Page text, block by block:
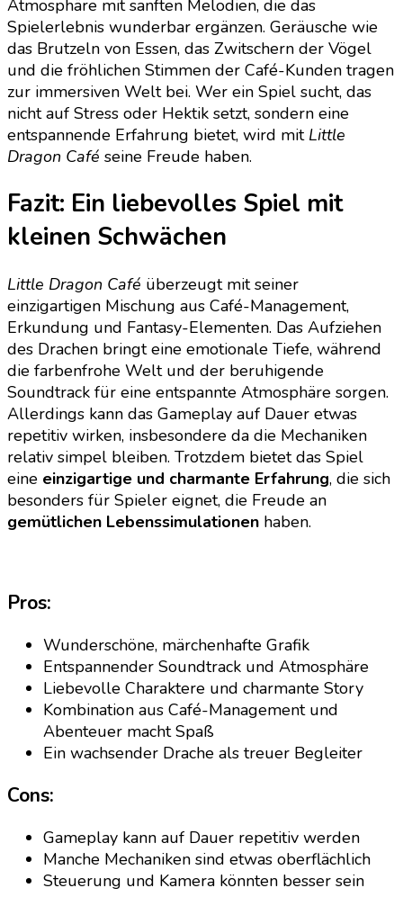
Atmosphäre mit sanften Melodien, die das
Spielerlebnis wunderbar ergänzen. Geräusche wie
das Brutzeln von Essen, das Zwitschern der Vögel
und die fröhlichen Stimmen der Café-Kunden tragen
zur immersiven Welt bei. Wer ein Spiel sucht, das
nicht auf Stress oder Hektik setzt, sondern eine
entspannende Erfahrung bietet, wird mit Little
Dragon Café seine Freude haben.
Fazit: Ein liebevolles Spiel mit
kleinen Schwächen
Little Dragon Café überzeugt mit seiner
einzigartigen Mischung aus Café-Management,
Erkundung und Fantasy-Elementen. Das Aufziehen
des Drachen bringt eine emotionale Tiefe, während
die farbenfrohe Welt und der beruhigende
Soundtrack für eine entspannte Atmosphäre sorgen.
Allerdings kann das Gameplay auf Dauer etwas
repetitiv wirken, insbesondere da die Mechaniken
relativ simpel bleiben. Trotzdem bietet das Spiel
eine einzigartige und charmante Erfahrung, die sich
besonders für Spieler eignet, die Freude an
gemütlichen Lebenssimulationen haben.
Pros:
Wunderschöne, märchenhafte Grafik
Entspannender Soundtrack und Atmosphäre
Liebevolle Charaktere und charmante Story
Kombination aus Café-Management und
Abenteuer macht Spaß
Ein wachsender Drache als treuer Begleiter
Cons:
Gameplay kann auf Dauer repetitiv werden
Manche Mechaniken sind etwas oberflächlich
Steuerung und Kamera könnten besser sein